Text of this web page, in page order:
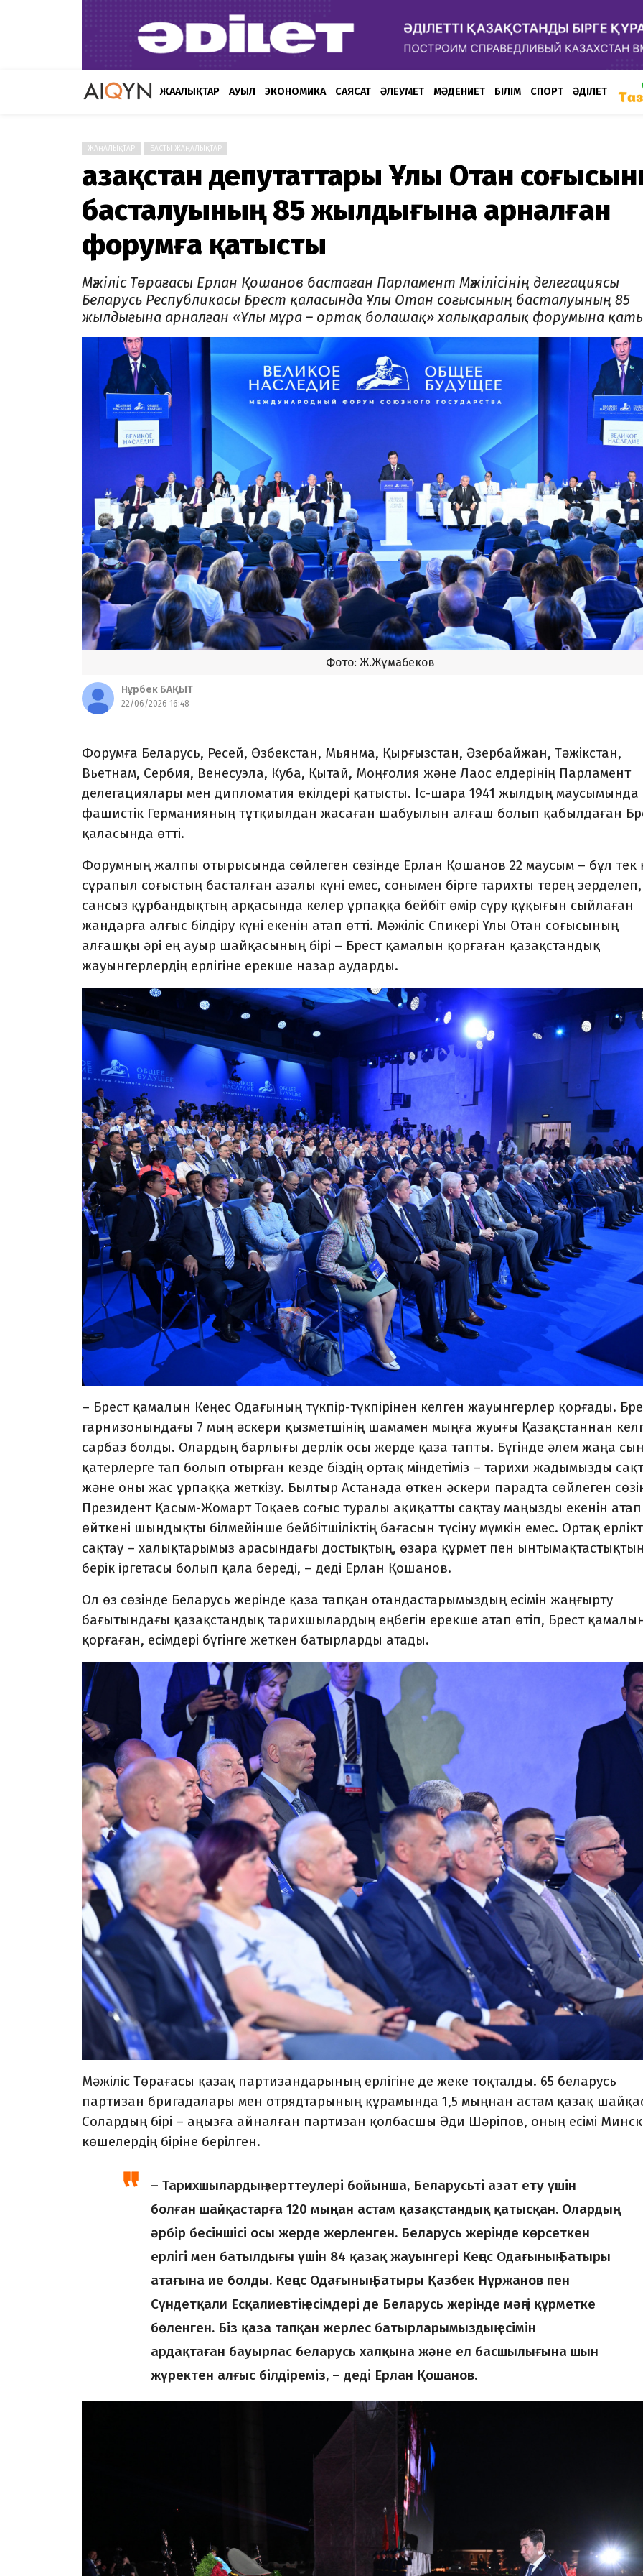
ЖАҢАЛЫҚТАР АУЫЛ ЭКОНОМИКА САЯСАТ ӘЛЕУМЕТ МӘДЕНИЕТ БІЛІМ СПОРТ ӘДІЛЕТ
ЖАҢАЛЫҚТАР БАСТЫ ЖАҢАЛЫҚТАР
Қазақстан депутаттары Ұлы Отан
басталуының 85 жылдығына арналған
форумға қатысты
Мәжіліс Төрағасы Ерлан Қошанов бастаған Парламент Мәжілісінің делегациясы
Беларусь Республикасы Брест қаласында Ұлы Отан соғысының басталуының 85
жылдығына арналған «Ұлы мұра – ортақ болашақ» халықаралық форумына
Фото: Ж.Жұмабеков
Нұрбек БАҚЫТ
22/06/2026 16:48
Форумға Беларусь, Ресей, Өзбекстан, Мьянма, Қырғызстан, Әзербайжан, Тәжікстан,
Вьетнам, Сербия, Венесуэла, Куба, Қытай, Моңғолия және Лаос елдерінің Парламент
делегациялары мен дипломатия өкілдері қатысты. Іс-шара 1941 жылдың маусымында
фашистік Германияның тұтқиылдан жасаған шабуылын алғаш болып қабылдаған
қаласында өтті.
Форумның жалпы отырысында сөйлеген сөзінде Ерлан Қошанов 22 маусым – бұл тек
сұрапыл соғыстың басталған азалы күні емес, сонымен бірге тарихты терең зерделеп,
сансыз құрбандықтың арқасында келер ұрпаққа бейбіт өмір сүру құқығын сыйлаған
жандарға алғыс білдіру күні екенін атап өтті. Мәжіліс Спикері Ұлы Отан соғысының
алғашқы әрі ең ауыр шайқасының бірі – Брест қамалын қорғаған қазақстандық
жауынгерлердің ерлігіне ерекше назар аударды.
– Брест қамалын Кеңес Одағының түкпір-түкпірінен келген жауынгерлер қорғады.
гарнизонындағы 7 мың әскери қызметшінің шамамен мыңға жуығы Қазақстаннан
сарбаз болды. Олардың барлығы дерлік осы жерде қаза тапты. Бүгінде әлем жаңа
қатерлерге тап болып отырған кезде біздің ортақ міндетіміз – тарихи жадымызды
және оны жас ұрпаққа жеткізу. Былтыр Астанада өткен әскери парадта сөйлеген
Президент Қасым-Жомарт Тоқаев соғыс туралы ақиқатты сақтау маңызды екенін атап
өйткені шындықты білмейінше бейбітшіліктің бағасын түсіну мүмкін емес. Ортақ
сақтау – халықтарымыз арасындағы достықтың, өзара құрмет пен
берік іргетасы болып қала береді, – деді Ерлан Қошанов.
Ол өз сөзінде Беларусь жерінде қаза тапқан отандастарымыздың есімін жаңғырту
бағытындағы қазақстандық тарихшылардың еңбегін ерекше атап өтіп, Брест
қорғаған, есімдері бүгінге жеткен батырларды атады.
Мәжіліс Төрағасы қазақ партизандарының ерлігіне де жеке тоқталды. 65 беларусь
партизан бригадалары мен отрядтарының құрамында 1,5 мыңнан астам қазақ
Солардың бірі – аңызға айналған партизан қолбасшы Әди Шәріпов, оның есімі
көшелердің біріне берілген.
– Тарихшылардың зерттеулері бойынша, Беларусьті азат ету үшін
болған шайқастарға 120 мыңнан астам қазақстандық қатысқан. Олардың
әрбір бесіншісі осы жерде жерленген. Беларусь жерінде көрсеткен
ерлігі мен батылдығы үшін 84 қазақ жауынгері Кеңес Одағының Батыры
атағына ие болды. Кеңес Одағының Батыры Қазбек Нұржанов пен
Сүндетқали Есқалиевтің есімдері де Беларусь жерінде мәңгі құрметке
бөленген. Біз қаза тапқан жерлес батырларымыздың есімін
ардақтаған бауырлас беларусь халқына және ел басшылығына шын
жүректен алғыс білдіреміз, – деді Ерлан Қошанов.